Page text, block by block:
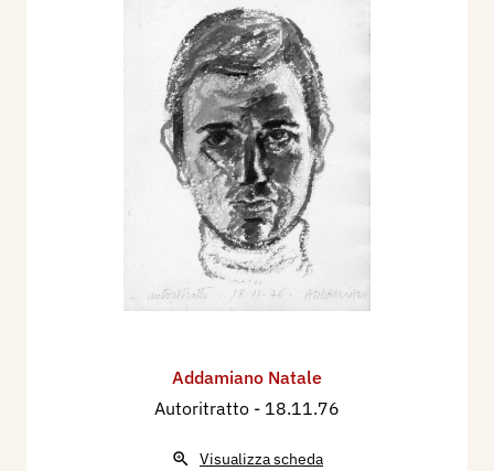
Addamiano Natale
Autoritratto - 18.11.76
Visualizza scheda